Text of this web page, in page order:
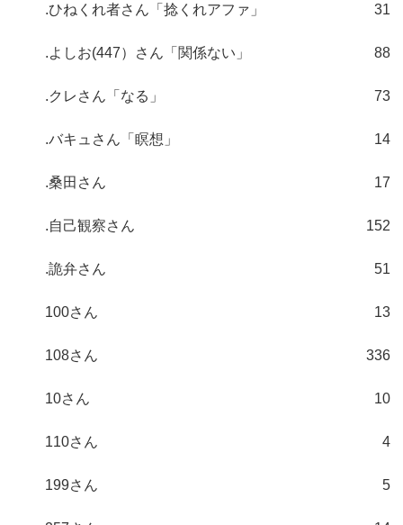
.ひねくれ者さん「捻くれアファ」 31
.よしお(447）さん「関係ない」 88
.クレさん「なる」 73
.バキュさん「瞑想」 14
.桑田さん 17
.自己観察さん 152
.詭弁さん 51
100さん 13
108さん 336
10さん 10
110さん 4
199さん 5